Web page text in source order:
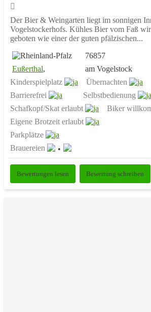
Der Bier & Weingarten liegt im sonnigen
Vogelstockerhofs. Kühles Bier vom Faß
geboten wie einer der guten pfälzischen...
76857
Eußerthal,
am Vogelstock
Kinderspielplatz
Übernachten
Barrierefrei
Selbstbedienung
Schafkopf/Skat erlaubt
Biker
Eigene Brotzeit erlaubt
Parkplätze
Brauereien
Bewertungen lesen Bewertung schreiben